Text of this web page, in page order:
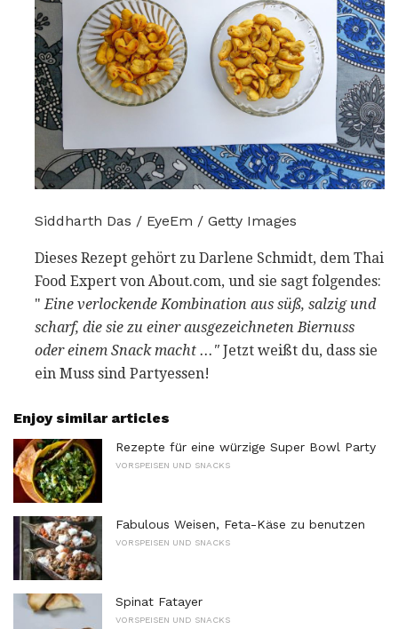
Siddharth Das / EyeEm / Getty Images
Dieses Rezept gehört zu Darlene Schmidt, dem Thai
Food Expert von About.com, und sie sagt folgendes:
"Eine verlockende Kombination aus süß, salzig und
scharf, die sie zu einer ausgezeichneten Biernuss
oder einem Snack macht ..." Jetzt weißt du, dass sie
ein Muss sind Partyessen!
Enjoy similar articles
Rezepte für eine würzige Super Bowl Party
VORSPEISEN UND SNACKS
Fabulous Weisen, Feta-Käse zu benutzen
VORSPEISEN UND SNACKS
Spinat Fatayer
VORSPEISEN UND SNACKS